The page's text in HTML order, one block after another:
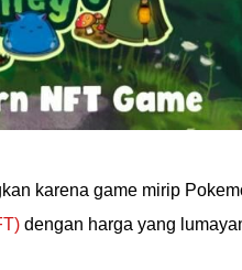
karena game mirip
dengan harga yang